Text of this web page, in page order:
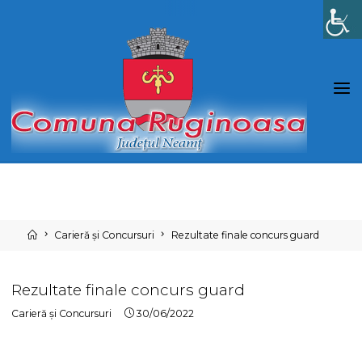
Home
Carieră și Concursuri Rezultate finale concurs guard
Rezultate finale concurs guard
Carieră și Concursuri 30/06/2022